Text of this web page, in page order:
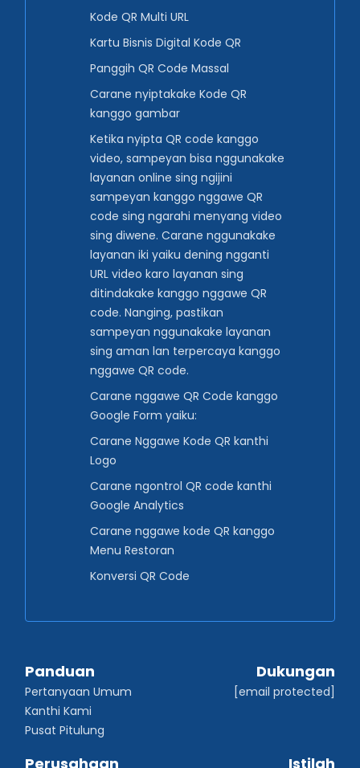
Kode QR Multi URL
Kartu Bisnis Digital Kode QR
Panggih QR Code Massal
Carane nyiptakake Kode QR
kanggo gambar
Ketika nyipta QR code kanggo
video, sampeyan bisa nggunakake
layanan online sing ngijini
sampeyan kanggo nggawe QR
code sing ngarahi menyang video
sing diwene. Carane nggunakake
layanan iki yaiku dening ngganti
URL video karo layanan sing
ditindakake kanggo nggawe QR
code. Nanging, pastikan
sampeyan nggunakake layanan
sing aman lan terpercaya kanggo
nggawe QR code.
Carane nggawe QR Code kanggo
Google Form yaiku:
Carane Nggawe Kode QR kanthi
Logo
Carane ngontrol QR code kanthi
Google Analytics
Carane nggawe kode QR kanggo
Menu Restoran
Konversi QR Code
Panduan
Pertanyaan Umum
Kanthi Kami
Pusat Pitulung
Dukungan
[email protected]
Perusahaan Istilah